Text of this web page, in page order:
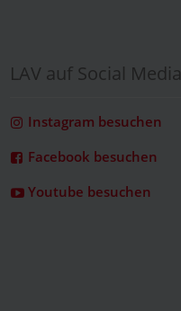
LAV auf Social Media
Instagram besuchen
Facebook besuchen
Youtube besuchen